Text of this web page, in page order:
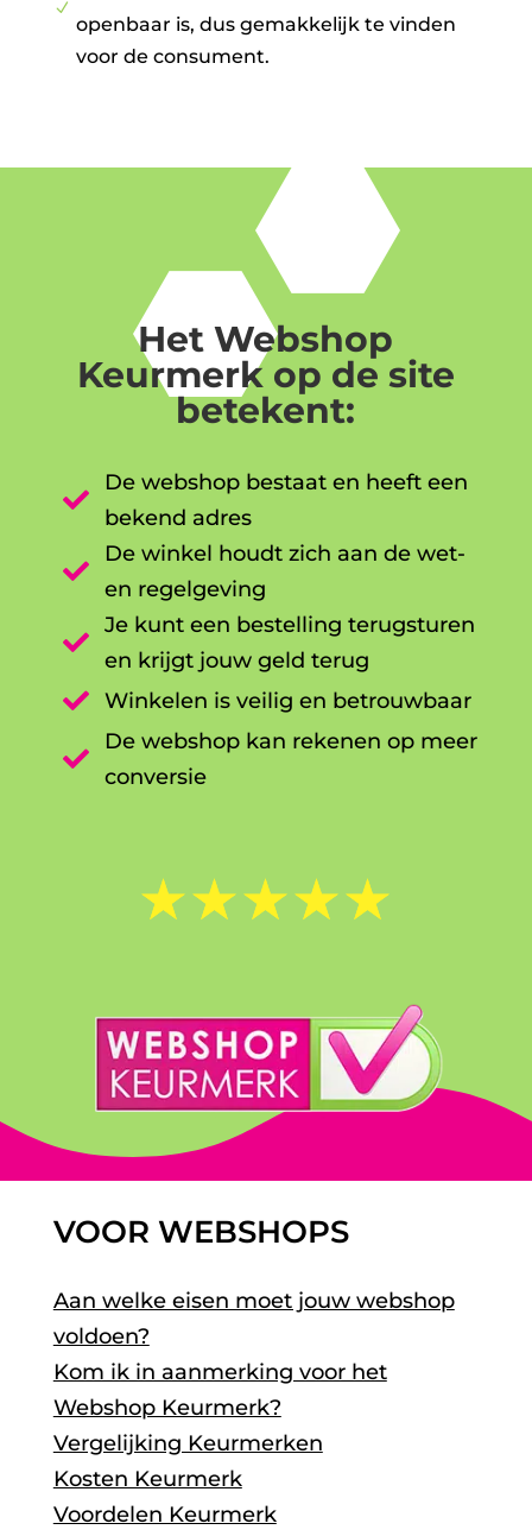
N
openbaar is, dus gemakkelijk te vinden
voor de consument.
Het Webshop
Keurmerk op de site
betekent:

De webshop bestaat en heeft een
bekend adres

De winkel houdt zich aan de wet-
en regelgeving

Je kunt een bestelling terugsturen
en krijgt jouw geld terug

Winkelen is veilig en betrouwbaar

De webshop kan rekenen op meer
conversie
☆☆☆☆☆
VOOR WEBSHOPS
Aan welke eisen moet jouw webshop
voldoen?
Kom ik in aanmerking voor het
Webshop Keurmerk?
Vergelijking Keurmerken
Kosten Keurmerk
Voordelen Keurmerk